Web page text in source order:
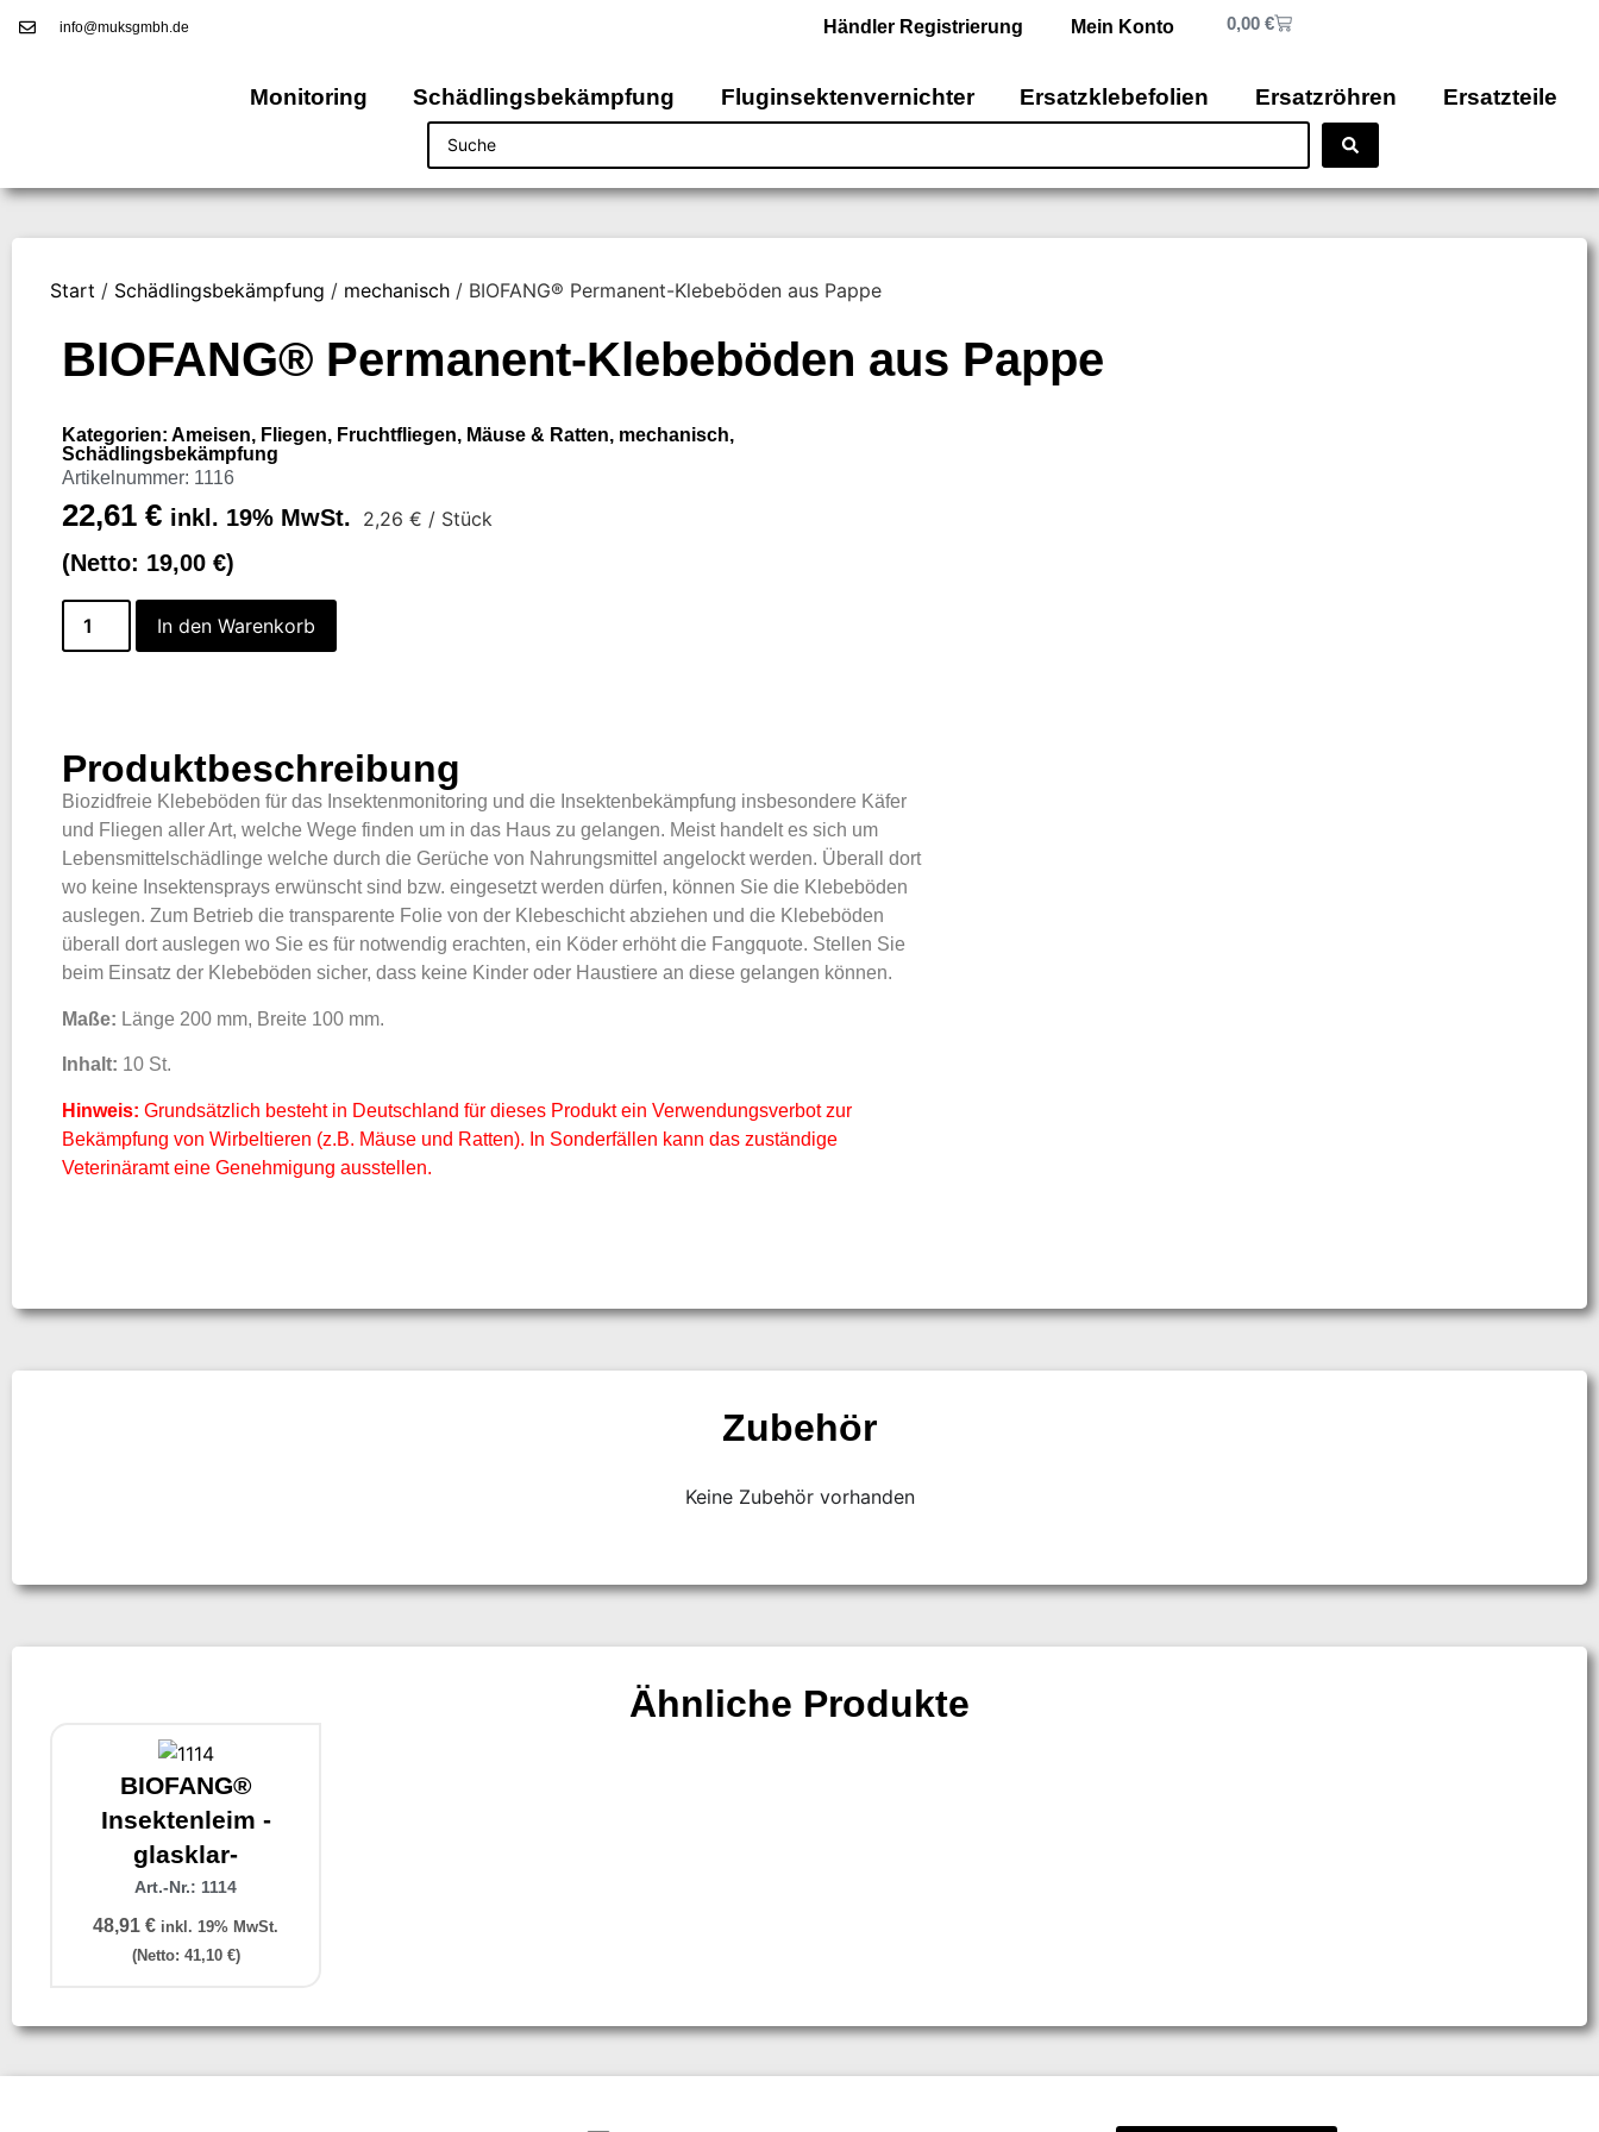
info@muksgmbh.de Händler Registrierung Mein Konto 0,00 €
Monitoring Schädlingsbekämpfung Fluginsektenvernichter Ersatzklebefolien Ersatzröhren Ersatzteile
Start / Schädlingsbekämpfung / mechanisch / BIOFANG® Permanent-Klebeböden aus Pappe
BIOFANG® Permanent-Klebeböden aus Pappe
Kategorien: Ameisen, Fliegen, Fruchtfliegen, Mäuse & Ratten, mechanisch,
Schädlingsbekämpfung
Artikelnummer: 1116
22,61 € inkl. 19% MwSt.
(Netto: 19,00 €)
2,26 € / Stück
In den Warenkorb
Produktbeschreibung
Biozidfreie Klebeböden für das Insektenmonitoring und die Insektenbekämpfung insbesondere Käfer
und Fliegen aller Art, welche Wege finden um in das Haus zu gelangen. Meist handelt es sich um
Lebensmittelschädlinge welche durch die Gerüche von Nahrungsmittel angelockt werden. Überall dort
wo keine Insektensprays erwünscht sind bzw. eingesetzt werden dürfen, können Sie die Klebeböden
auslegen. Zum Betrieb die transparente Folie von der Klebeschicht abziehen und die Klebeböden
überall dort auslegen wo Sie es für notwendig erachten, ein Köder erhöht die Fangquote. Stellen Sie
beim Einsatz der Klebeböden sicher, dass keine Kinder oder Haustiere an diese gelangen können.
Maße: Länge 200 mm, Breite 100 mm.
Inhalt: 10 St.
Hinweis: Grundsätzlich besteht in Deutschland für dieses Produkt ein Verwendungsverbot zur
Bekämpfung von Wirbeltieren (z.B. Mäuse und Ratten). In Sonderfällen kann das zuständige
Veterinäramt eine Genehmigung ausstellen.
Zubehör
Keine Zubehör vorhanden
Ähnliche Produkte
BIOFANG®
Insektenleim -
glasklar-
Art.-Nr.: 1114
48,91 € inkl. 19% MwSt.
(Netto: 41,10 €)